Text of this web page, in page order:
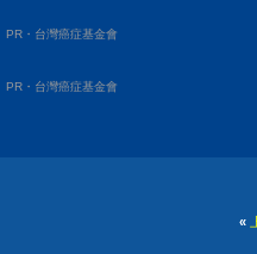
PR・台灣癌症基金會
PR・台灣癌症基金會
«